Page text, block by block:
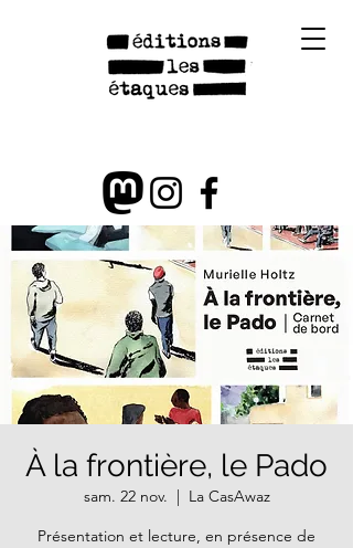
À la frontière, le Pado
sam. 22 nov.
  |
La CasAwaz
Présentation et lecture, en présence de